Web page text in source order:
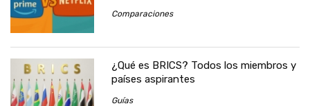
Comparaciones
¿Qué es BRICS? Todos los miembros y
países aspirantes
Guías